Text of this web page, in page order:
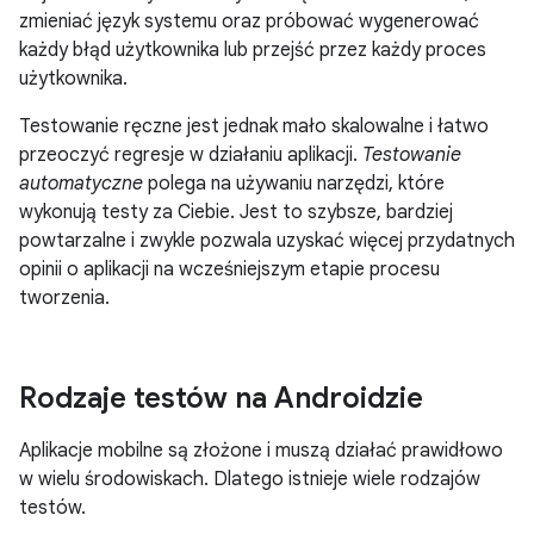
zmieniać język systemu oraz próbować wygenerować
każdy błąd użytkownika lub przejść przez każdy proces
użytkownika.
Testowanie ręczne jest jednak mało skalowalne i łatwo
przeoczyć regresje w działaniu aplikacji. Testowanie
automatyczne polega na używaniu narzędzi, które
wykonują testy za Ciebie. Jest to szybsze, bardziej
powtarzalne i zwykle pozwala uzyskać więcej przydatnych
opinii o aplikacji na wcześniejszym etapie procesu
tworzenia.
Rodzaje testów na Androidzie
Aplikacje mobilne są złożone i muszą działać prawidłowo
w wielu środowiskach. Dlatego istnieje wiele rodzajów
testów.